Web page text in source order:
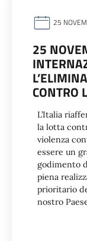
25
25
CONTRO
L’Italia
la lotta
violenza
essere un
godimento
piena
prioritario
nostro